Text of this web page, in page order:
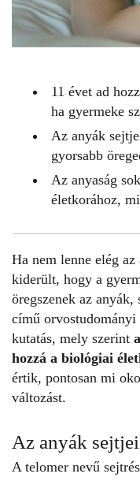
11 évet ad
ha gyermeke
Az anyák
gyorsabb
Az anyaság
életkorához,
Ha nem lenne elég
kiderült, hogy a
öregszenek az anyák,
című orvostudományi
kutatás, mely szerint
hozzá a biológiai
értik, pontosan mi
változást.
Az anyák
A telomer nevű